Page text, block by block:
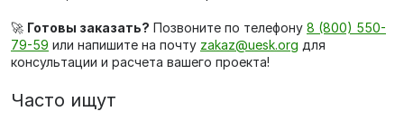
🚀 Готовы заказать? Позвоните по телефону 8 (800) 550-
79-59 или напишите на почту zakaz@uesk.org для
консультации и расчета вашего проекта!
Часто ищут